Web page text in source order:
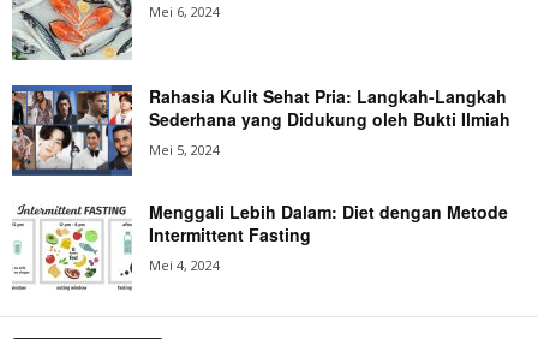
Mei 6, 2024
Rahasia Kulit Sehat Pria: Langkah-Langkah
Sederhana yang Didukung oleh Bukti Ilmiah
Mei 5, 2024
Menggali Lebih Dalam: Diet dengan Metode
Intermittent Fasting
Mei 4, 2024